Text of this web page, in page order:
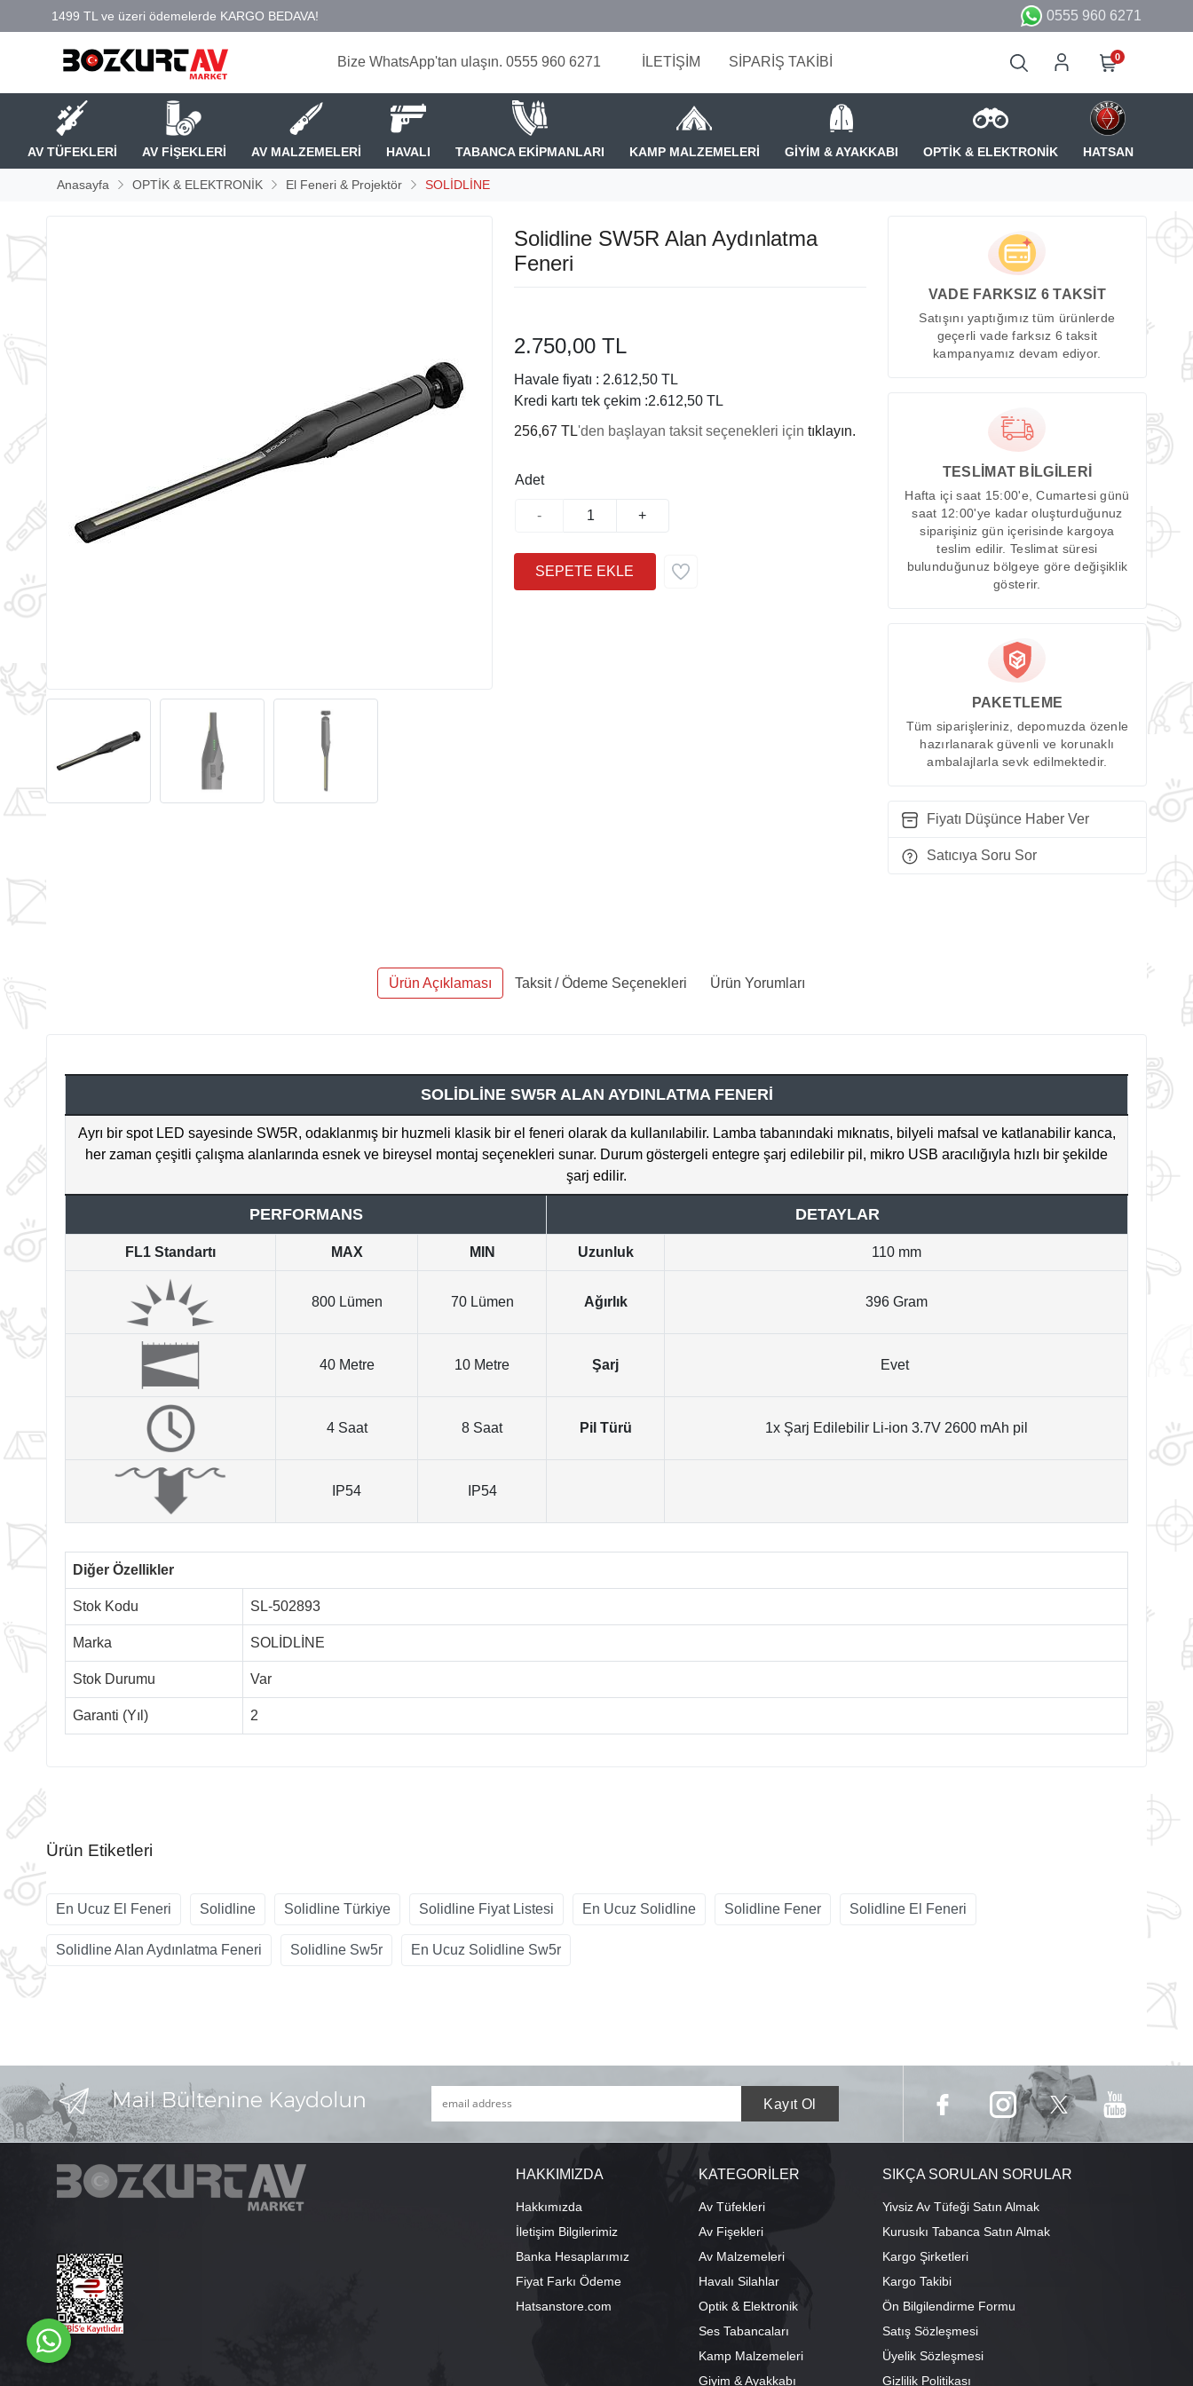
0555 960 6271
Bize WhatsApp'tan ulaşın. 0555 960 6271 İLETİŞİM SİPARİŞ TAKİBİ 0
AV TÜFEKLERİ AV FİŞEKLERİ AV MALZEMELERİ HAVALI TABANCA EKİPMANLARI KAMP MALZEMELERİ GİYİM & AYAKKABI OPTİK & ELEKTRONİK HATSAN
Anasayfa OPTİK & ELEKTRONİK El Feneri & Projektör SOLİDLİNE
Solidline SW5R Alan Aydınlatma
Feneri
2.750,00 TL
Havale fiyatı : 2.612,50 TL
Kredi kartı tek çekim :2.612,50 TL
256,67 TL'den başlayan taksit seçenekleri için tıklayın.
Adet
- +
VADE FARKSIZ 6 TAKSİT
Satışını yaptığımız tüm ürünlerde
geçerli vade farksız 6 taksit
kampanyamız devam ediyor.
TESLİMAT BİLGİLERİ
Hafta içi saat 15:00'e, Cumartesi günü
saat 12:00'ye kadar oluşturduğunuz
siparişiniz gün içerisinde kargoya
teslim edilir. Teslimat süresi
bulunduğunuz bölgeye göre değişiklik
gösterir.
PAKETLEME
Tüm siparişleriniz, depomuzda özenle
hazırlanarak güvenli ve korunaklı
ambalajlarla sevk edilmektedir.
Fiyatı Düşünce Haber Ver
Satıcıya Soru Sor
Ürün Açıklaması Taksit / Ödeme Seçenekleri Ürün Yorumları
SOLİDLİNE SW5R ALAN AYDINLATMA FENERİ
Ayrı bir spot LED sayesinde SW5R, odaklanmış bir huzmeli klasik bir el feneri olarak da kullanılabilir. Lamba tabanındaki mıknatıs, bilyeli mafsal ve katlanabilir kanca,
her zaman çeşitli çalışma alanlarında esnek ve bireysel montaj seçenekleri sunar. Durum göstergeli entegre şarj edilebilir pil, mikro USB aracılığıyla hızlı bir şekilde
şarj edilir.
PERFORMANS DETAYLAR
FL1 Standartı MAX MIN Uzunluk 110 mm
800 Lümen 70 Lümen Ağırlık 396 Gram
40 Metre 10 Metre Şarj Evet
4 Saat 8 Saat Pil Türü 1x Şarj Edilebilir Li-ion 3.7V 2600 mAh pil
IP54 IP54
Diğer Özellikler
Stok Kodu SL-502893
Marka SOLİDLİNE
Stok Durumu Var
Garanti (Yıl) 2
Ürün Etiketleri
En Ucuz El Feneri Solidline Solidline Türkiye Solidline Fiyat Listesi En Ucuz Solidline Solidline Fener Solidline El Feneri
Solidline Alan Aydınlatma Feneri Solidline Sw5r En Ucuz Solidline Sw5r
HAKKIMIZDA
Hakkımızda
İletişim Bilgilerimiz
Banka Hesaplarımız
Fiyat Farkı Ödeme
Hatsanstore.com
KATEGORİLER
Av Tüfekleri
Av Fişekleri
Av Malzemeleri
Havalı Silahlar
Optik & Elektronik
Ses Tabancaları
Kamp Malzemeleri
Giyim & Ayakkabı
SIKÇA SORULAN SORULAR
Yivsiz Av Tüfeği Satın Almak
Kurusıkı Tabanca Satın Almak
Kargo Şirketleri
Kargo Takibi
Ön Bilgilendirme Formu
Satış Sözleşmesi
Üyelik Sözleşmesi
Gizlilik Politikası